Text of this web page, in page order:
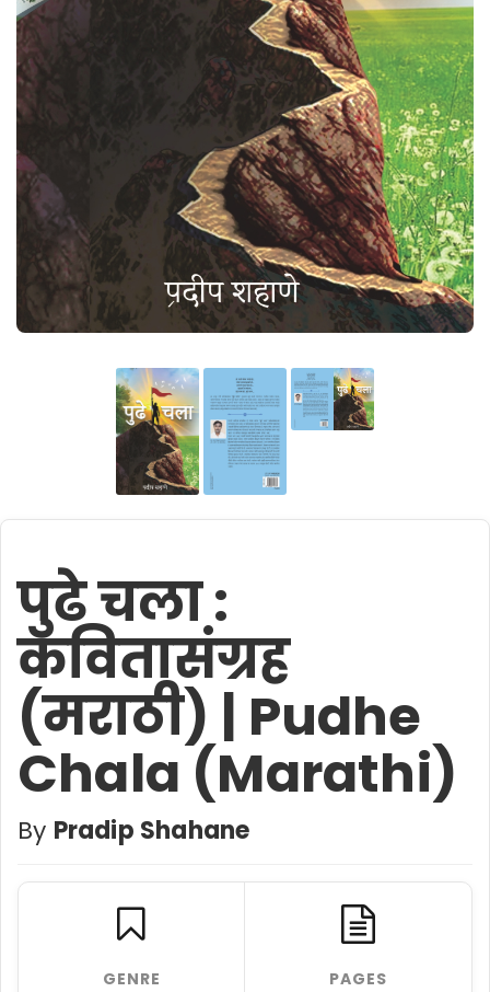
पुढे चला :
कवितासंग्रह
(मराठी) | Pudhe
Chala (Marathi)
By Pradip Shahane
GENRE PAGES